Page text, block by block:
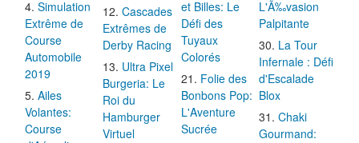
Simulation
Extrême de
Course
Automobile
2019
Ailes
Volantes:
Course
Cascades
Extrêmes de
Derby Racing
Ultra Pixel
Burgeria: Le
Roi du
Hamburger
Virtuel
et Billes: Le
Défi des
Tuyaux
Colorés
Folie des
Bonbons Pop:
L'Aventure
Sucrée
L'Ã‰vasion
Palpitante
La Tour
Infernale : Défi
d'Escalade
Blox
Chaki
Gourmand: